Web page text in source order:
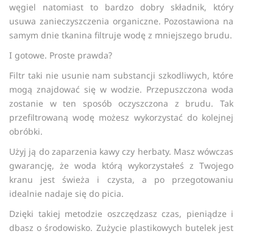
węgiel natomiast to bardzo dobry składnik, który
usuwa zanieczyszczenia organiczne. Pozostawiona na
samym dnie tkanina filtruje wodę z mniejszego brudu.
I gotowe. Proste prawda?
Filtr taki nie usunie nam substancji szkodliwych, które
mogą znajdować się w wodzie. Przepuszczona woda
zostanie w ten sposób oczyszczona z brudu. Tak
przefiltrowaną wodę możesz wykorzystać do kolejnej
obróbki.
Użyj ją do zaparzenia kawy czy herbaty. Masz wówczas
gwarancję, że woda którą wykorzystałeś z Twojego
kranu jest świeża i czysta, a po przegotowaniu
idealnie nadaje się do picia.
Dzięki takiej metodzie oszczędzasz czas, pieniądze i
dbasz o środowisko. Zużycie plastikowych butelek jest